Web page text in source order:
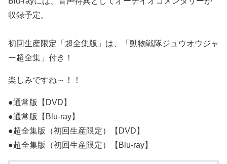
収録予定。
初回生産限定「超全集版」は、「動物戦隊ジュウオウジャ
ー超全集」付き！
楽しみですね～！！
●通常版【DVD】
●通常版【Blu-ray】
●超全集版（初回生産限定）【DVD】
●超全集版（初回生産限定）【Blu-ray】